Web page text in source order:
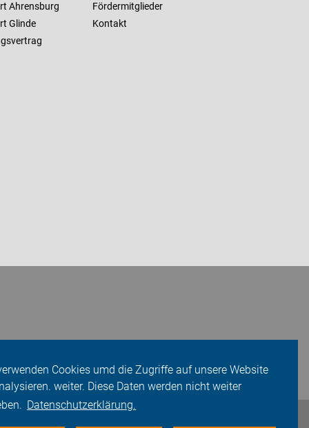
Cookies umd die Zugriffe auf unsere Website
weiter. Diese Daten werden nicht weiter
Datenschutzerklärung.
Ahrensburg
Glinde
Fördermitglieder
Kontakt